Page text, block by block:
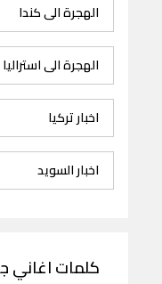
الهجرة الى كندا
الهجرة الى استراليا
اخبار تركيا
اخبار السويد
كلمات اغاني